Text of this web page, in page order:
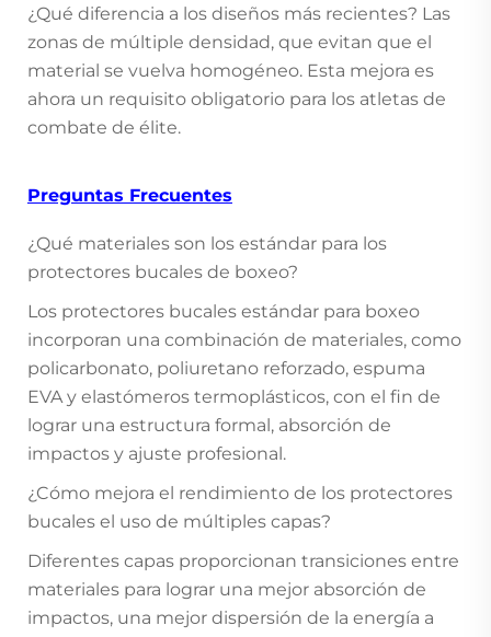
¿Qué diferencia a los diseños más recientes? Las
zonas de múltiple densidad, que evitan que el
material se vuelva homogéneo. Esta mejora es
ahora un requisito obligatorio para los atletas de
combate de élite.
Preguntas Frecuentes
¿Qué materiales son los estándar para los
protectores bucales de boxeo?
Los protectores bucales estándar para boxeo
incorporan una combinación de materiales, como
policarbonato, poliuretano reforzado, espuma
EVA y elastómeros termoplásticos, con el fin de
lograr una estructura formal, absorción de
impactos y ajuste profesional.
¿Cómo mejora el rendimiento de los protectores
bucales el uso de múltiples capas?
Diferentes capas proporcionan transiciones entre
materiales para lograr una mejor absorción de
impactos, una mejor dispersión de la energía a